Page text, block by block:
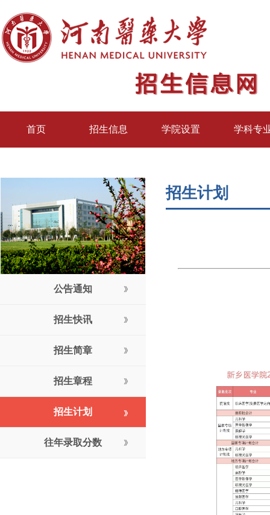
首页 招生信息 学院设置 学科专
公告通知
招生快讯
招生简章
招生章程
招生计划
往年录取分数
招生计划